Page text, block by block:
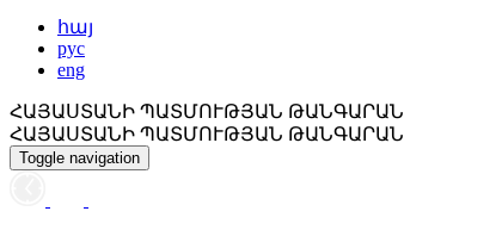
հայ
рус
eng
ՀԱՅԱՍՏԱՆԻ ՊԱՏՄՈՒԹՅԱՆ ԹԱՆԳԱՐԱՆ
ՀԱՅԱՍՏԱՆԻ ՊԱՏՄՈՒԹՅԱՆ ԹԱՆԳԱՐԱՆ
Toggle navigation